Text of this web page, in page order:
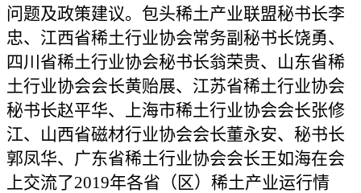
问题及政策建议。包头稀土产业联盟秘书长李
忠、江西省稀土行业协会常务副秘书长饶勇、
四川省稀土行业协会秘书长翁荣贵、山东省稀
土行业协会会长黄贻展、江苏省稀土行业协会
秘书长赵平华、上海市稀土行业协会会长张修
江、山西省磁材行业协会会长董永安、秘书长
郭凤华、广东省稀土行业协会会长王如海在会
上交流了2019年各省（区）稀土产业运行情